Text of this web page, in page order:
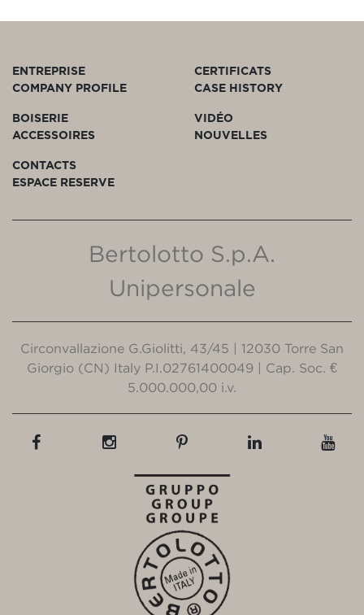
ENTREPRISE
COMPANY PROFILE
CERTIFICATS
CASE HISTORY
BOISERIE
ACCESSOIRES
VIDÉO
NOUVELLES
CONTACTS
ESPACE RESERVE
Bertolotto S.p.A.
Unipersonale
Circonvallazione G.Giolitti, 43/45 | 12030 Torre San
Giorgio (CN) Italy P.I.02761400049 | Cap. Soc. €
5.000.000,00 i.v.